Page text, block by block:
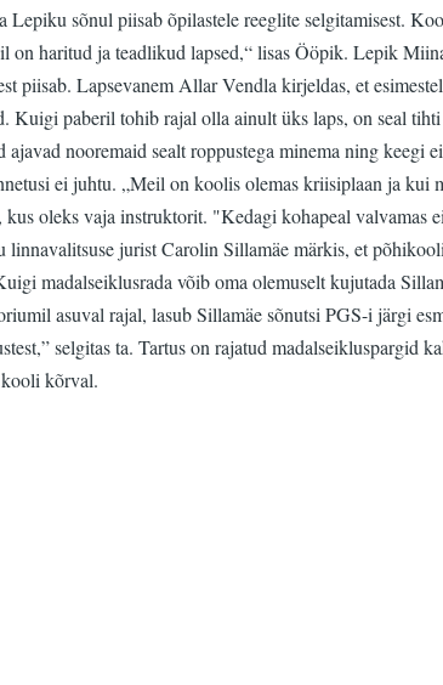
sõnul piisab õpilastele reeglite selgitamisest.
on haritud ja teadlikud lapsed,“ lisas Ööpik. Lepik
piisab. Lapsevanem Allar Vendla kirjeldas, et
Kuigi paberil tohib rajal olla ainult üks laps, on seal
nooremaid sealt roppustega minema ning
ei juhtu. „Meil on koolis olemas kriisiplaan ja
oleks vaja instruktorit. "Kedagi kohapeal
linnavalitsuse jurist Carolin Sillamäe märkis, et
madalseiklusrada võib oma olemuselt kujutada
asuval rajal, lasub Sillamäe sõnutsi PGS-i järgi
selgitas ta. Tartus on rajatud madalseikluspargid
kõrval.